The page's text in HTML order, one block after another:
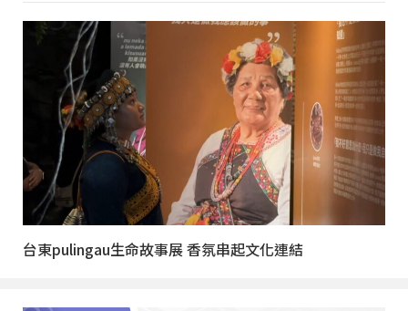
台東pulingau生命故事展 香氛串起文化連結